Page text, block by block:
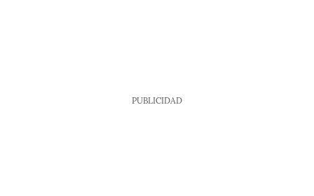
PUBLICIDAD